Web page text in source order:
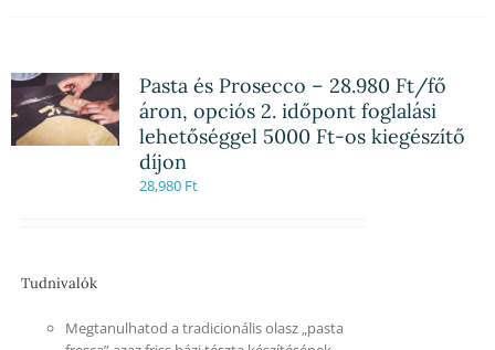
Pasta és Prosecco – 28.980 Ft/fő
áron, opciós 2. időpont foglalási
lehetőséggel 5000 Ft-os kiegészítő
díjon
28,980 Ft
Tudnivalók
Megtanulhatod a tradicionális olasz „pasta